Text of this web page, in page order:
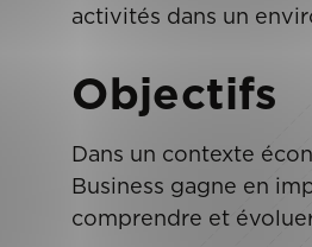
activités dans un
Objectifs
Dans un contexte
Business gagne en
comprendre et